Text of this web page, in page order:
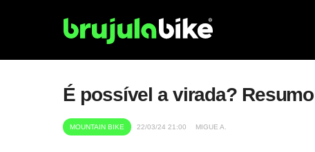
É possível a virada?
MOUNTAIN BIKE 22/03/24 21:00 MIGUE A.